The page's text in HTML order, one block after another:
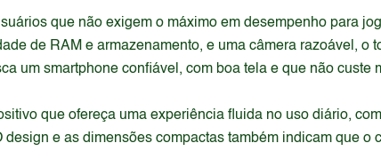
que não exigem o máximo em desempenho para
de RAM e armazenamento, e uma câmera razoável, o
um smartphone confiável, com boa tela e que não custe
que ofereça uma experiência fluida no uso diário,
e as dimensões compactas também indicam que